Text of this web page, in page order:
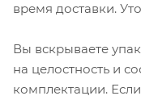
время доставки.
Вы вскрываете
на целостность и
комплектации.